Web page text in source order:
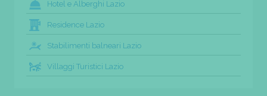
Hotel e Alberghi Lazio
Residence Lazio
Stabilimenti balneari Lazio
Villaggi Turistici Lazio